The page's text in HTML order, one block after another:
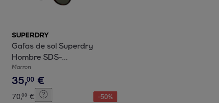
SUPERDRY
Gafas de sol Superdry
Hombre SDS-
PALMSPRINGS-49102
Marron
35,00 €
70,00 € -50%